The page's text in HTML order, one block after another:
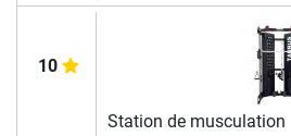
10
Station de musculation